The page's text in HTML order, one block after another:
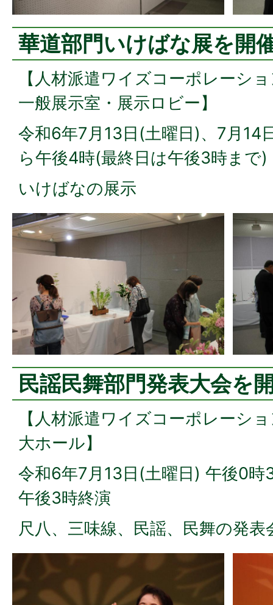
華道部門いけばな展を開
【人材派遣ワイズコーポレーシ
一般展示室・展示ロビー】
令和6年7月13日(土曜日)、7月14
ら午後4時(最終日は午後3時まで)
いけばなの展示
民謡民舞部門発表大会を
【人材派遣ワイズコーポレーシ
大ホール】
令和6年7月13日(土曜日) 午後0時
午後3時終演
尺八、三味線、民謡、民舞の発表